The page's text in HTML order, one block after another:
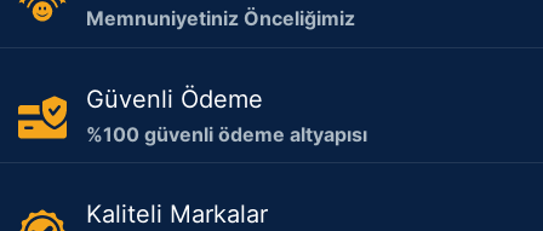
Memnuniyetiniz Önceliğimiz
Güvenli Ödeme
%100 güvenli ödeme altyapısı
Kaliteli Markalar